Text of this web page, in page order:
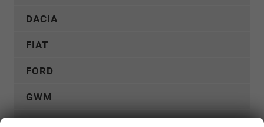
DACIA
FIAT
FORD
GWM